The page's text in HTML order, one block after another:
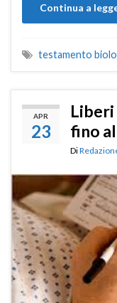
Continua a
testamento
APR
23
Liberi
fino
Di